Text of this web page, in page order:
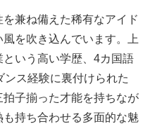
兼ね備えた稀有なアイド
を吹き込んでいます。上
いう高い学歴、4カ国語
ス経験に裏付けられた
子揃った才能を持ちなが
持ち合わせる多面的な魅